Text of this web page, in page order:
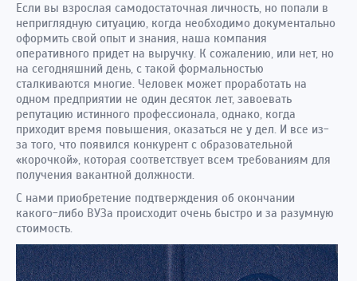
Если вы взрослая самодостаточная личность, но попали в
неприглядную ситуацию, когда необходимо документально
оформить свой опыт и знания, наша компания
оперативного придет на выручку. К сожалению, или нет, но
на сегодняшний день, с такой формальностью
сталкиваются многие. Человек может проработать на
одном предприятии не один десяток лет, завоевать
репутацию истинного профессионала, однако, когда
приходит время повышения, оказаться не у дел. И все из-
за того, что появился конкурент с образовательной
«корочкой», которая соответствует всем требованиям для
получения вакантной должности.
С нами приобретение подтверждения об окончании
какого-либо ВУЗа происходит очень быстро и за разумную
стоимость.